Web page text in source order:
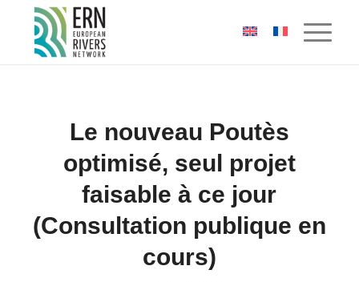
Panneau de gestion des cookies
Le nouveau Poutès
optimisé, seul projet
faisable à ce jour
(Consultation publique en
cours)